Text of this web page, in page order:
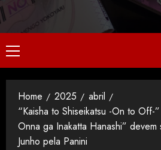
Home 2025
abril
“Kaisha to Shiseikatsu -On to Off-
Onna ga Inakatta Hanashi” devem
Junho pela Panini